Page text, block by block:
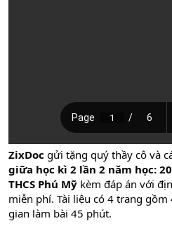
ZixDoc gửi tặng quý thầy cô và
giữa học kì 2 lần 2 năm học:
THCS Phú Mỹ kèm đáp án với
miễn phí. Tài liệu có 4 trang
gian làm bài 45 phút.